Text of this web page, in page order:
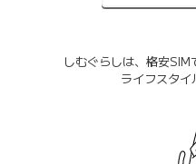
しむぐらしは、格安SIM
ライフスタイ